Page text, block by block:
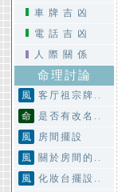
車牌吉凶
電話吉凶
人際關係
命理討論
風
客厅祖宗牌..
命
是否有改名..
風
房間擺設
風
關於房間的..
風
化妝台擺設..